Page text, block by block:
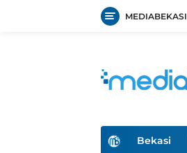
MEDIABEKASI
H
Bekasi